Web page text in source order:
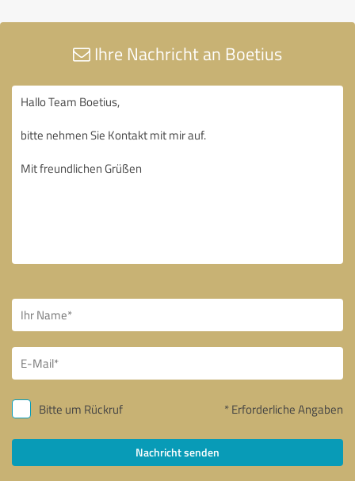
Ihre Nachricht an Boetius
Bitte um Rückruf * Erforderliche Angaben
Nachricht senden